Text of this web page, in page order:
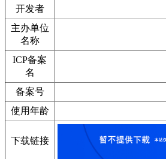
开发者
主办单位
名称
ICP备案
名
备案号
使用年龄
下载链接